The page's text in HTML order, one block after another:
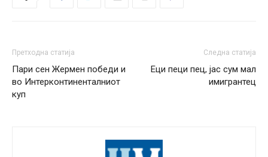
Претходна статија
Пари сен Жермен победи и
во Интерконтиненталниот
куп
Следна статија
Еци пеци пец, јас сум мал
имигрантец